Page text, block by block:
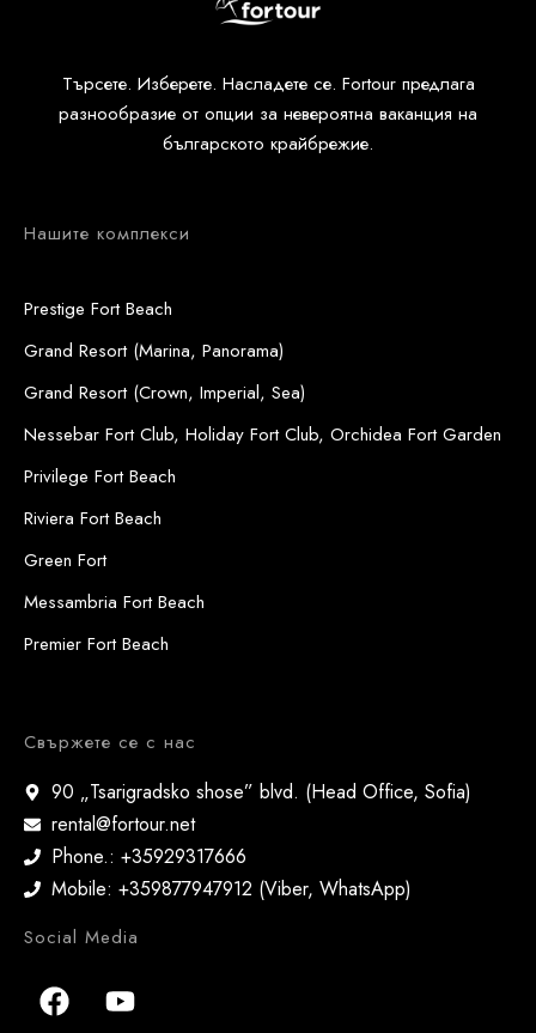
Търсете. Изберете. Насладете се. Fortour предлага
разнообразие от опции за невероятна ваканция на
българското крайбрежие.
Нашите комплекси
Prestige Fort Beach
Grand Resort (Marina, Panorama)
Grand Resort (Crown, Imperial, Sea)
Nessebar Fort Club, Holiday Fort Club, Orchidea Fort Garden
Privilege Fort Beach
Riviera Fort Beach
Green Fort
Messambria Fort Beach
Premier Fort Beach
Свържете се с нас
90 „Tsarigradsko shose” blvd. (Head Office, Sofia)
rental@fortour.net
Phone.: +35929317666
Mobile: +359877947912 (Viber, WhatsApp)
Social Media